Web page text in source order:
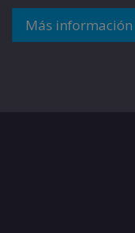
Más información